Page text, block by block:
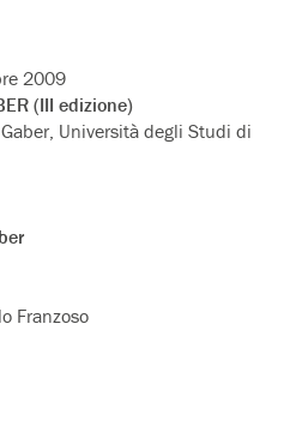
2009
(III edizione)
Università degli Studi di
Franzoso